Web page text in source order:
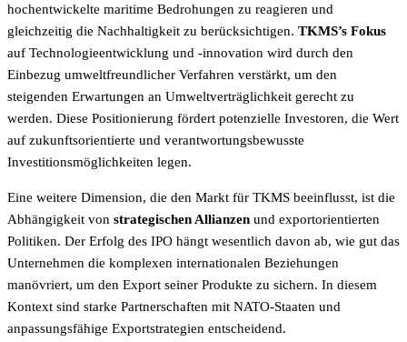
hochentwickelte maritime Bedrohungen zu reagieren und
gleichzeitig die Nachhaltigkeit zu berücksichtigen. TKMS’s Fokus
auf Technologieentwicklung und -innovation wird durch den
Einbezug umweltfreundlicher Verfahren verstärkt, um den
steigenden Erwartungen an Umweltverträglichkeit gerecht zu
werden. Diese Positionierung fördert potenzielle Investoren, die Wert
auf zukunftsorientierte und verantwortungsbewusste
Investitionsmöglichkeiten legen.
Eine weitere Dimension, die den Markt für TKMS beeinflusst, ist die
Abhängigkeit von strategischen Allianzen und exportorientierten
Politiken. Der Erfolg des IPO hängt wesentlich davon ab, wie gut das
Unternehmen die komplexen internationalen Beziehungen
manövriert, um den Export seiner Produkte zu sichern. In diesem
Kontext sind starke Partnerschaften mit NATO-Staaten und
anpassungsfähige Exportstrategien entscheidend.